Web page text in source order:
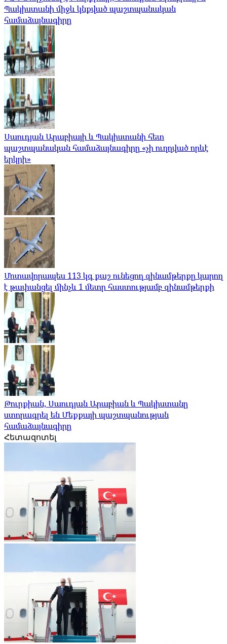
Պակիստանի միջև կնքված պաշտպանական
համաձայնագիրը
Սաուդյան Արաբիայի և Պակիստանի հետ
պաշտպանական համաձայնագիրը «չի ուղղված որևէ
երկրի»
Մոտավորապես 113 կգ քաշ ունեցող զինամթերքը կարող
է թափանցել մինչև 1 մետր հաստությամբ զինամթերքի
Թուրքիան, Սաուդյան Արաբիան և Պակիստանը
ստորագրել են Մեքքայի պաշտպանության
համաձայնագիրը
Հետազոտել